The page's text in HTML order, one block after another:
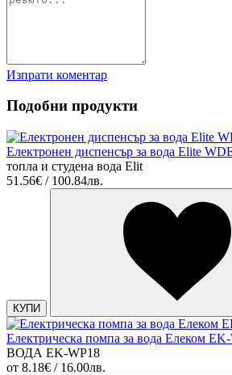
Изпрати коментар
Подобни продукти
Електронен диспенсър за вода Elite
топла и студена вода Еlit
51.56€ / 100.84лв.
КУПИ
Електрическа помпа за вода Елеком
ВОДА EK-WP18
от 8.18€ / 16.00лв.